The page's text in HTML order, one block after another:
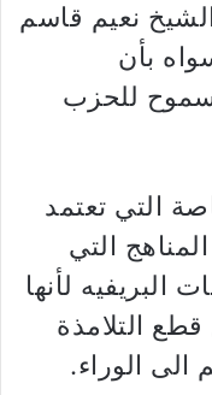
الشيخ نعيم قاسم
بأن
للحزب
التي تعتمد
التي
البريفيه لأنها
التلامذة
الوراء.